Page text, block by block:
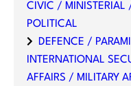
CIVIC / MINISTERIAL
POLITICAL
DEFENCE /
INTERNATIONAL
AFFAIRS / MILITARY